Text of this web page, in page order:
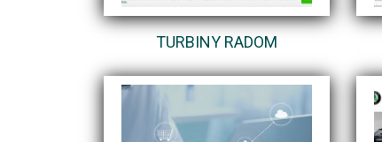
TURBINY RADOM